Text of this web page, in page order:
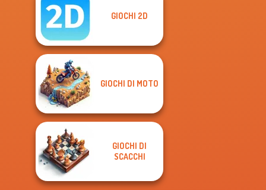
GIOCHI 2D
GIOCHI DI MOTO
GIOCHI DI
SCACCHI